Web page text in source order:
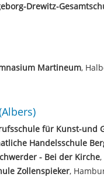
Drewitz-
Martineum,
für Kunst-und
Handelsschule
- Bei der Kirche,
Zollenspieker,